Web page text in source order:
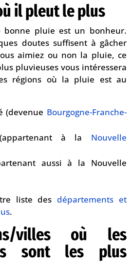
il pleut le plus
bonne pluie est un bonheur.
doutes suffisent à gâcher
aimiez ou non la pluie, ce
pluvieuses vous intéressera
régions où la pluie est au
(devenue Bourgogne-Franche-
à la Nouvelle
aussi à la Nouvelle
liste des départements et
.
villes où les
sont les plus